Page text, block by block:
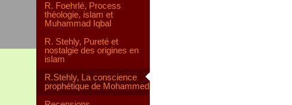
R. Foehrlé, Process
théologie, islam et
Muhammad Iqbal
R. Stehly, Pureté et
nostalgie des origines en
islam
R.Stehly, La conscience
prophétique de Mohammed